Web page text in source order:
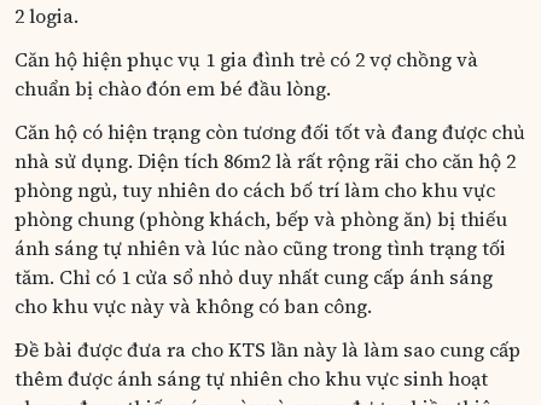
2 logia.
Căn hộ hiện phục vụ 1 gia đình trẻ có 2 vợ chồng và
chuẩn bị chào đón em bé đầu lòng.
Căn hộ có hiện trạng còn tương đối tốt và đang được chủ
nhà sử dụng. Diện tích 86m2 là rất rộng rãi cho căn hộ 2
phòng ngủ, tuy nhiên do cách bố trí làm cho khu vực
phòng chung (phòng khách, bếp và phòng ăn) bị thiếu
ánh sáng tự nhiên và lúc nào cũng trong tình trạng tối
tăm. Chỉ có 1 cửa sổ nhỏ duy nhất cung cấp ánh sáng
cho khu vực này và không có ban công.
Đề bài được đưa ra cho KTS lần này là làm sao cung cấp
thêm được ánh sáng tự nhiên cho khu vực sinh hoạt